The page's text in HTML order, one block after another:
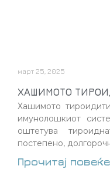
март 25, 2025
ХАШИМОТО
Хашимото
имунолошкиот
оштетува
постепено,
Прочитај